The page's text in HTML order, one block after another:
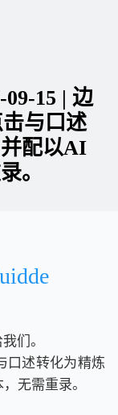
15 | 边
与口述
配以AI
。
们。
口述转化为精炼
无需重录。